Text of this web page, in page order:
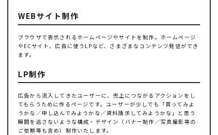
WEBサイト制作
ブラウザで表示されるホームページやサイトを制作。ホームページ
やECサイト、広告に使うLPなど、さまざまなコンテンツ発信ができ
ます。
LP制作
広告から流入してきたユーザーに、売上につながるアクションをし
てもらうために作るページです。ユーザーが少しでも「買ってみよ
うかな／申し込んでみようかな／資料請求してみようかな」と思う
瞬間を逃さないような構成・デザイン（バナー制作／写真撮影等の
ご依頼等も含め）制作いたします。